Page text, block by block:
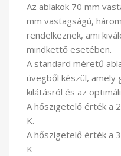
Az ablakok 70 mm
mm vastagságú,
rendelkeznek, ami
mindkettő esetében.
A standard méretű
üvegből készül, amely
kilátásról és az
A hőszigetelő érték a
K.
A hőszigetelő érték a
K